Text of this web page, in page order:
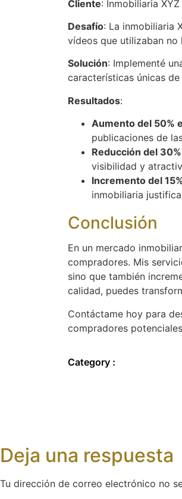
Cliente: Inmobiliaria XYZ
Desafío: La inmobiliaria
vídeos que utilizaban
Solución: Implementé
características únicas
Resultados:
Aumento del 50%
publicaciones de
Reducción del
visibilidad y
Incremento del
inmobiliaria
Conclusión
En un mercado
compradores. Mis
sino que también
calidad, puedes
Contáctame hoy para
compradores
Category :
Deja una respuesta
Tu dirección de correo electrónico no